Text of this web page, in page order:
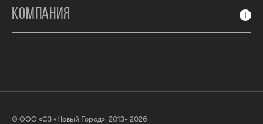
КОМПАНИЯ
© ООО «СЗ «Новый Город», 2013- 2026